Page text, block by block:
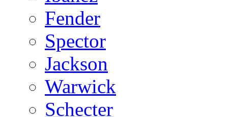
Fender
Spector
Jackson
Warwick
Schecter